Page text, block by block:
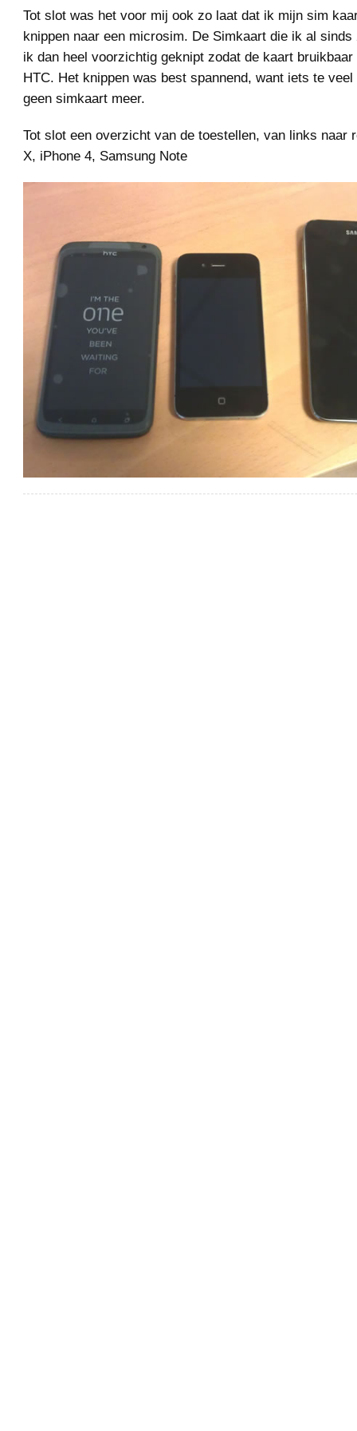
Tot slot was het voor mij ook zo laat dat ik mijn sim
knippen naar een microsim. De Simkaart die ik al sinds
ik dan heel voorzichtig geknipt zodat de kaart
HTC. Het knippen was best spannend, want iets te
geen simkaart meer.
Tot slot een overzicht van de toestellen, van links naar
X, iPhone 4, Samsung Note